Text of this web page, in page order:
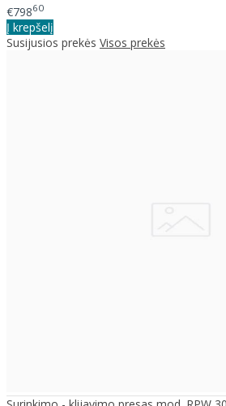
€79860
Į krepšelį
Susijusios prekės Visos prekės